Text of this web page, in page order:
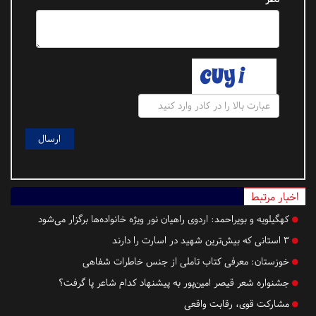
اخبار مرتبط
کهگیلویه و بویراحمد: اردوی راهیان نور ویژه خانواده‌ها برگزار می‌شود
۳ استانی که بیش‌ترین شهید در اسارت را دارند
خوزستان: معرفی کتاب تاملی از جنس خاطرات شفاهی
جشنواره شعر قیصر امین‌پور به پیشنهاد کدام شاعر پا گرفت؟
مشارکت قوی، رقابت واقعی